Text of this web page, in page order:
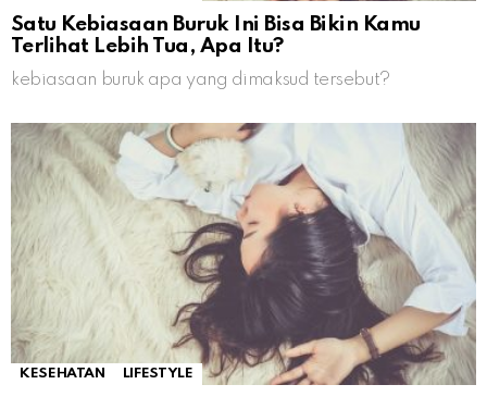
Satu Kebiasaan Buruk Ini Bisa Bikin Kamu
Terlihat Lebih Tua, Apa Itu?
kebiasaan buruk apa yang dimaksud tersebut?
KESEHATAN LIFESTYLE